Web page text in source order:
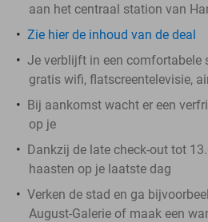
aan het centraal station van
Zie hier de inhoud van de deal
Je verblijft in een comfortabele
gratis wifi, flatscreentelevisie,
Bij aankomst wacht er een
op je
Dankzij de late check-out tot
haasten op je laatste dag
Verken de stad en ga
August-Galerie of maak een